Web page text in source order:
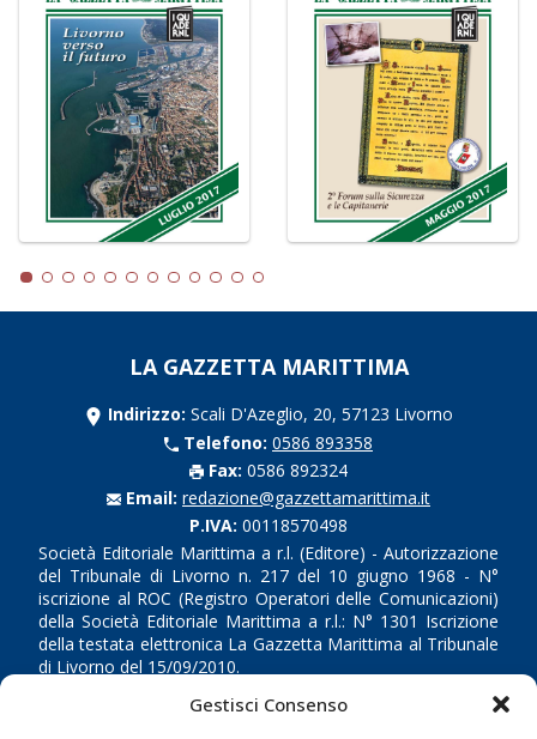
Gestisci Consenso
LA GAZZETTA MARITTIMA
Indirizzo: Scali D'Azeglio, 20, 57123 Livorno
Telefono: 0586 893358
Fax: 0586 892324
Email: redazione@gazzettamarittima.it
P.IVA: 00118570498
Società Editoriale Marittima a r.l. (Editore) - Autorizzazione
del Tribunale di Livorno n. 217 del 10 giugno 1968 - N°
iscrizione al ROC (Registro Operatori delle Comunicazioni)
della Società Editoriale Marittima a r.l.: N° 1301 Iscrizione
della testata elettronica La Gazzetta Marittima al Tribunale
di Livorno del 15/09/2010.
LINK